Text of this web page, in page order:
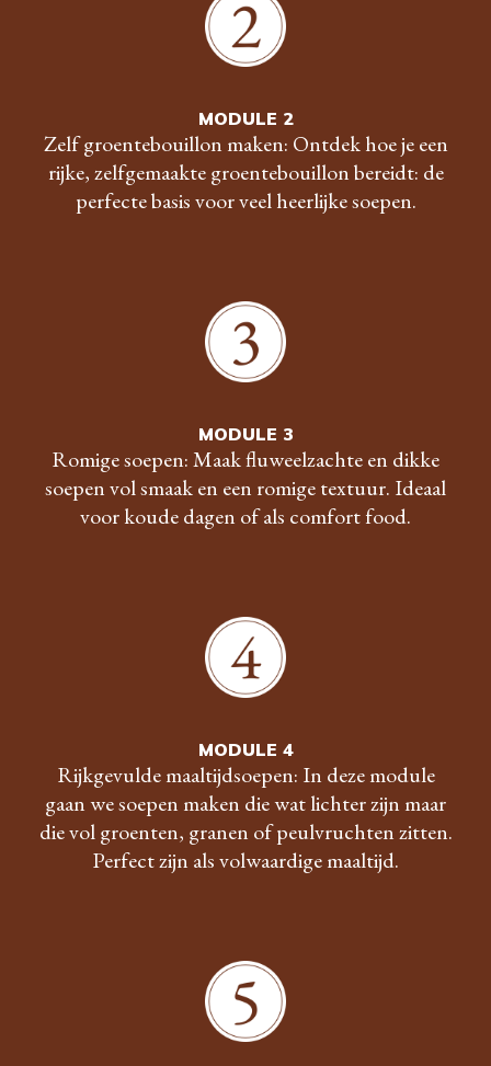
MODULE 2
Zelf groentebouillon maken: Ontdek hoe je een
rijke, zelfgemaakte groentebouillon bereidt: de
perfecte basis voor veel heerlijke soepen.
MODULE 3
Romige soepen: Maak fluweelzachte en dikke
soepen vol smaak en een romige textuur. Ideaal
voor koude dagen of als comfort food.
MODULE 4
Rijkgevulde maaltijdsoepen: In deze module
gaan we soepen maken die wat lichter zijn maar
die vol groenten, granen of peulvruchten zitten.
Perfect zijn als volwaardige maaltijd.